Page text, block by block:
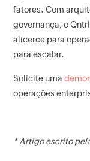
fatores. Com
governança, o
alicerce para
para escalar.
Solicite uma
operações
* Artigo escrito